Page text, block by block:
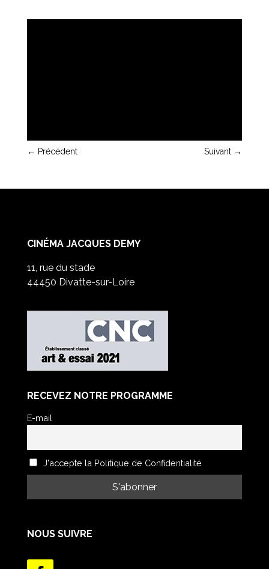
← Précédent Suivant →
CINÉMA JACQUES DEMY
11, rue du stade
44450 Divatte-sur-Loire
RECEVEZ NOTRE PROGRAMME
E-mail
J'accepte la Politique de Confidentialité
NOUS SUIVRE